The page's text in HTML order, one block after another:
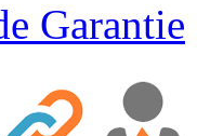
Garantie